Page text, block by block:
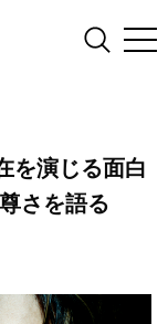
を演じる面白
さを語る